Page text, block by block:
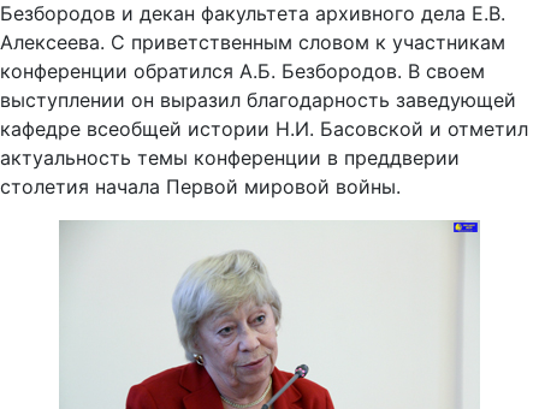
Безбородов и декан факультета архивного дела Е.В.
Алексеева. С приветственным словом к участникам
конференции обратился А.Б. Безбородов. В своем
выступлении он выразил благодарность заведующей
кафедре всеобщей истории Н.И. Басовской и отметил
актуальность темы конференции в преддверии
столетия начала Первой мировой войны.